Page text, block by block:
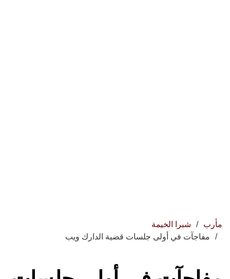
مأرب
شبرا الخيمة
مفاجآت في أولى جلسات قضية الدارك ويب